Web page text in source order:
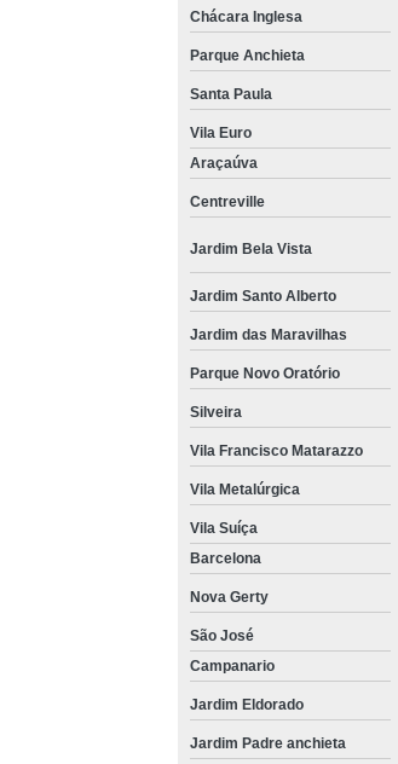
Chácara Inglesa
Parque Anchieta
Santa Paula
Vila Euro
Araçaúva
Centreville
Jardim Bela Vista
Jardim Santo Alberto
Jardim das Maravilhas
Parque Novo Oratório
Silveira
Vila Francisco Matarazzo
Vila Metalúrgica
Vila Suíça
Barcelona
Nova Gerty
São José
Campanario
Jardim Eldorado
Jardim Padre anchieta